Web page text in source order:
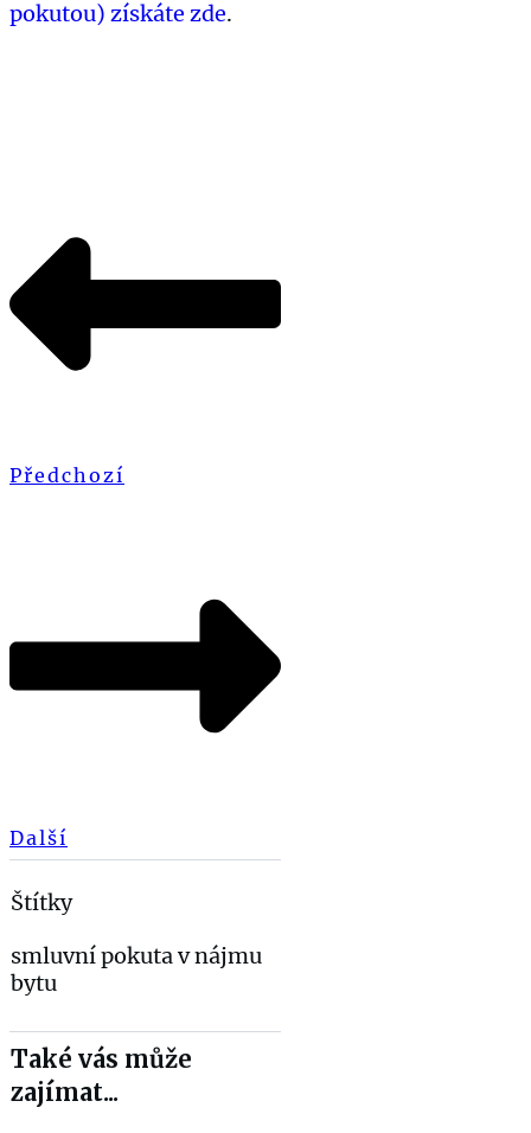
pokutou) získáte zde.
Předchozí
Další
Štítky
smluvní pokuta v nájmu
bytu
Také vás může
zajímat...